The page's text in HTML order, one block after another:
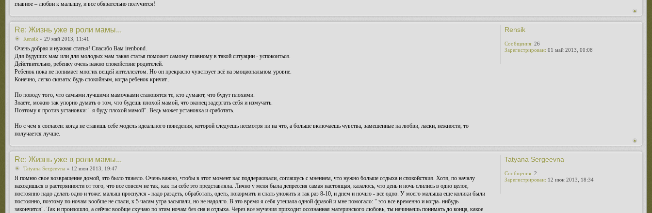
главное – любви к малышу, и все обязательно получится!
Re: Жизнь уже в роли мамы...
Rensik » 29 май 2013, 11:41
Очень добрая и нужная статья! Спасибо Вам irenbond.
Для будущих мам или для молодых мам такая статья поможет самому главному в такой ситуации - успокоиться.
Действительно, ребенку очень важно спокойствие родителей.
Ребенок пока не понимает многих вещей интеллектом. Но он прекрасно чувствует всё на эмоциональном уровне.
Конечно, легко сказать: будь спокойным, когда ребенок кричит...
По поводу того, что самыми лучшими мамочками становятся те, кто думают, что будут плохими.
Знаете, можно так упорно думать о том, что будешь плохой мамой, что вконец задергать себя и измучать.
Поэтому я против установки: " я буду плохой мамой". Ведь может установка и сработать.
Но с чем я согласен: когда не ставишь себе модель идеального поведения, которой следуешь несмотря ни на что, а больше включаешь чувства, замешенные на любви, ласки, нежности, то
получается лучше.
Rensik
Сообщения: 26
Зарегистрирован: 01 май 2013, 00:08
Re: Жизнь уже в роли мамы...
Tatyana Sergeevna » 12 июн 2013, 19:47
Я помню свое возвращение домой, это было тяжело. Очень важно, чтобы в этот момент вас поддерживали, соглашусь с мнением, что нужно больше отдыха и спокойствия. Хотя, по началу
находишься в растерянности от того, что все совсем не так, как ты себе это представляла. Лично у меня была депрессия самая настоящая, казалось, что день и ночь слились в одно целое,
постоянно надо делать одно и тоже: малыш проснулся - надо раздеть, обработать, одеть, покормить и спать уложить и так раз 8-10, и днем и ночью - все одно. У моего малыша еще колики были
постоянно, поэтому по ночам вообще не спали, к 5 часам утра засыпали, но не надолго. В это время я себя утешала одной фразой и мне помогало: " это все временно и когда- нибудь
закончится". Так и произошло, а сейчас вообще скучаю по этим ночам без сна и отдыха. Через все мучения приходит осознанная материнского любовь, ты начинаешь понимать до конца, какое
Tatyana Sergeevna
Сообщения: 2
Зарегистрирован: 12 июн 2013, 18:34